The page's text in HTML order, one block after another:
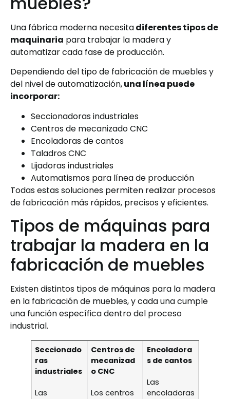
Una fábrica moderna necesitadiferentes tipos de
maquinaria para trabajar la madera y
automatizar cada fase de producción.
Dependiendo del tipo de fabricación de muebles y
del nivel de automatización,una línea puede
incorporar:
Seccionadoras industriales
Centros de mecanizado CNC
Encoladoras de cantos
Taladros CNC
Lijadoras industriales
Automatismos para línea de producción
Todas estas soluciones permiten realizar procesos
de fabricación más rápidos, precisos y eficientes.
Tipos de máquinas para
trabajar la madera en la
fabricación de muebles
Existen distintos tipos de máquinas para la madera
en la fabricación de muebles, y cada una cumple
una función específica dentro del proceso
industrial.
Seccionado
ras
industriales
Las
Centros de
mecanizad
o CNC
Los centros
Encoladora
s de cantos
Las
encoladoras